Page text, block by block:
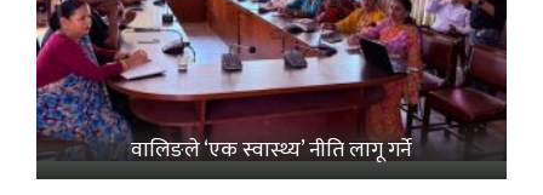
वालिङले ‘एक स्वास्थ्य’ नीति लागू गर्ने